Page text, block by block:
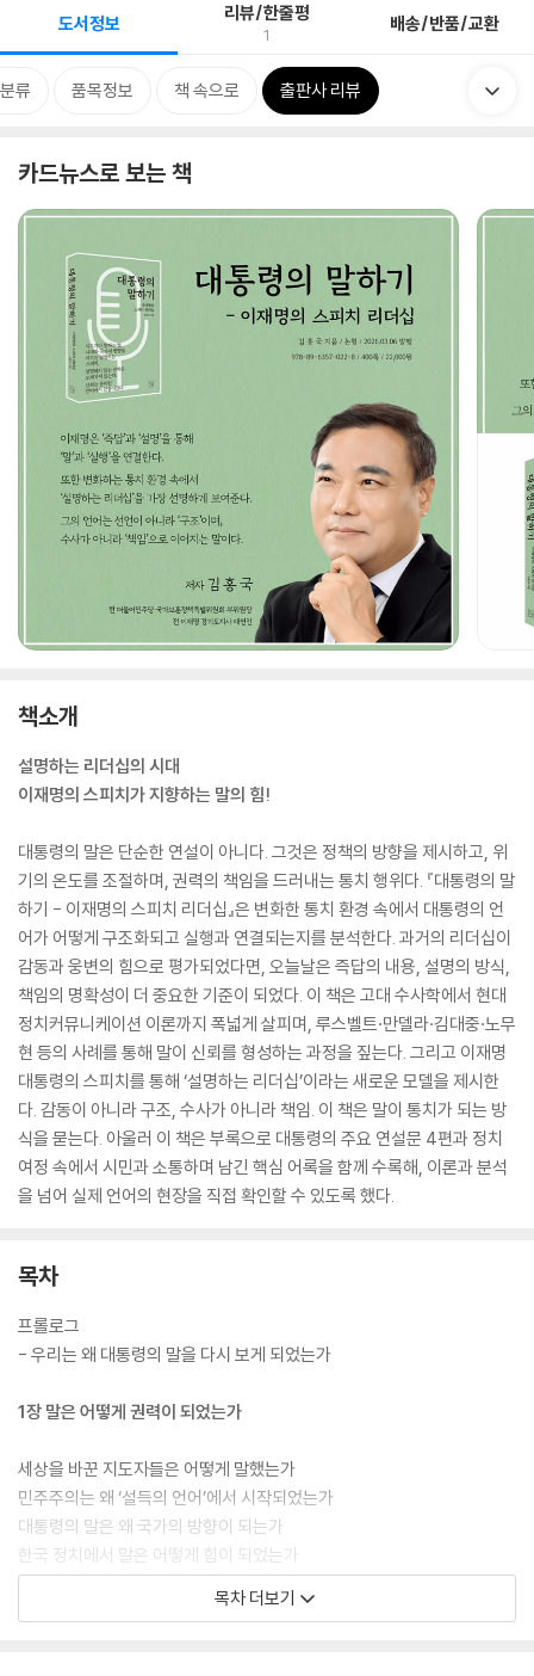
도서정보 리뷰/한줄평
1 배송/반품/교환
류 품목정보 책 속으로 출판사 리뷰
카드뉴스로 보는 책
책소개
설명하는 리더십의 시대
이재명의 스피치가 지향하는 말의 힘!
대통령의 말은 단순한 연설이 아니다. 그것은 정책의 방향을 제시하고, 위
기의 온도를 조절하며, 권력의 책임을 드러내는 통치 행위다. 『대통령의 말
하기 - 이재명의 스피치 리더십』은 변화한 통치 환경 속에서 대통령의 언
어가 어떻게 구조화되고 실행과 연결되는지를 분석한다. 과거의 리더십이
감동과 웅변의 힘으로 평가되었다면, 오늘날은 즉답의 내용, 설명의 방식,
책임의 명확성이 더 중요한 기준이 되었다. 이 책은 고대 수사학에서 현대
정치커뮤니케이션 이론까지 폭넓게 살피며, 루스벨트·만델라·김대중·노무
현 등의 사례를 통해 말이 신뢰를 형성하는 과정을 짚는다. 그리고 이재명
대통령의 스피치를 통해 ‘설명하는 리더십’이라는 새로운 모델을 제시한
다. 감동이 아니라 구조, 수사가 아니라 책임. 이 책은 말이 통치가 되는 방
식을 묻는다. 아울러 이 책은 부록으로 대통령의 주요 연설문 4편과 정치
여정 속에서 시민과 소통하며 남긴 핵심 어록을 함께 수록해, 이론과 분석
을 넘어 실제 언어의 현장을 직접 확인할 수 있도록 했다.
목차
프롤로그
- 우리는 왜 대통령의 말을 다시 보게 되었는가
1장 말은 어떻게 권력이 되었는가
세상을 바꾼 지도자들은 어떻게 말했는가
민주주의는 왜 ‘설득의 언어’에서 시작되었는가
대통령의 말은 왜 국가의 방향이 되는가
한국 정치에서 말은 어떻게 힘이 되었는가
왜 지도자는 말로 평가받는가
설득의 기술, 에토스·로고스·파토스는 무엇인가
목차 더보기